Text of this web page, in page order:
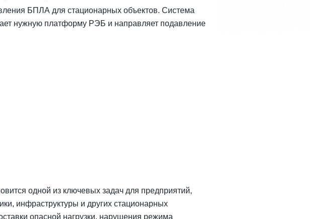
БПЛА для стационарных объектов. Система
нужную платформу РЭБ и направляет подавление
одной из ключевых задач для предприятий,
инфраструктуры и других стационарных
опасной нагрузки, нарушения режима